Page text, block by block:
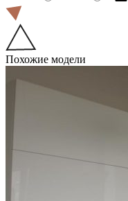
Похожие модели